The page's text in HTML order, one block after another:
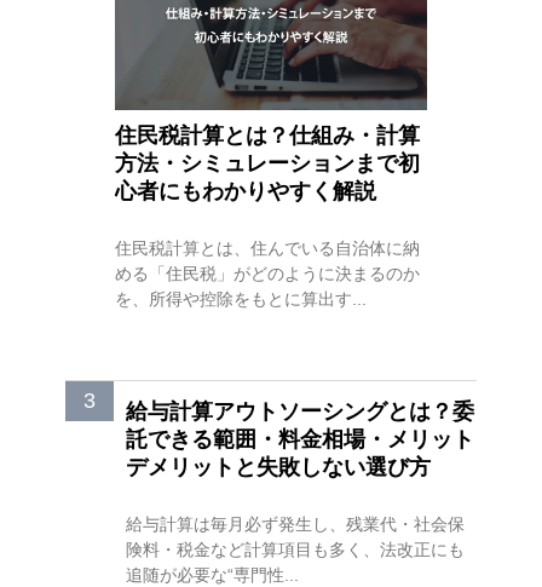
住民税計算とは？仕組み・計算
方法・シミュレーションまで初
心者にもわかりやすく解説
住民税計算とは、住んでいる自治体に納
める「住民税」がどのように決まるのか
を、所得や控除をもとに算出す...
給与計算アウトソーシングとは？委
託できる範囲・料金相場・メリット
デメリットと失敗しない選び方
給与計算は毎月必ず発生し、残業代・社会保
険料・税金など計算項目も多く、法改正にも
追随が必要な“専門性...